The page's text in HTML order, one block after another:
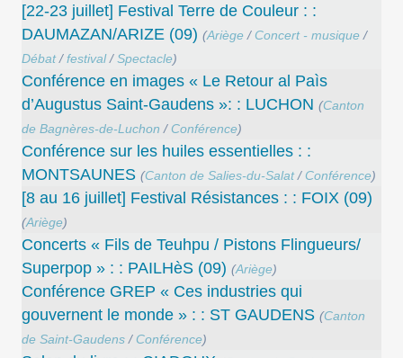
[22-23 juillet] Festival Terre de Couleur : :
DAUMAZAN/ARIZE (09) (Ariège / Concert - musique /
Débat/festival/Spectacle)
Conférence en images « Le Retour al Paìs
d’Augustus Saint-Gaudens »: : LUCHON (Canton
de Bagnères-de-Luchon / Conférence)
Conférence sur les huiles essentielles : :
MONTSAUNES (Canton de Salies-du-Salat/ Conférence)
[8 au 16 juillet] Festival Résistances : : FOIX (09)
(Ariège)
Concerts « Fils de Teuhpu / Pistons Flingueurs/
Superpop » : : PAILHèS (09) (Ariège)
Conférence GREP « Ces industries qui
gouvernent le monde » : : ST GAUDENS (Canton
de Saint-Gaudens / Conférence)